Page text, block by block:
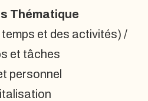
Thématique
et des activités) /
et tâches
personnel